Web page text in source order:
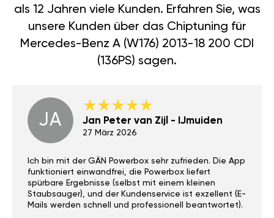
als 12 Jahren viele Kunden. Erfahren Sie, was
unsere Kunden über das Chiptuning für
Mercedes-Benz A (W176) 2013-18 200 CDI
(136PS) sagen.
JA Jan Peter van Zijl - IJmuiden
27 März 2026
Ich bin mit der GÄN Powerbox sehr zufrieden. Die App
funktioniert einwandfrei, die Powerbox liefert
spürbare Ergebnisse (selbst mit einem kleinen
Staubsauger), und der Kundenservice ist exzellent (E-
Mails werden schnell und professionell beantwortet).